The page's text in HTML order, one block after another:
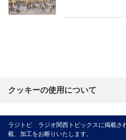
クッキーの使用について
ラジトピ ラジオ関西トピックスに掲載さ
載、加工をお断りいたします。